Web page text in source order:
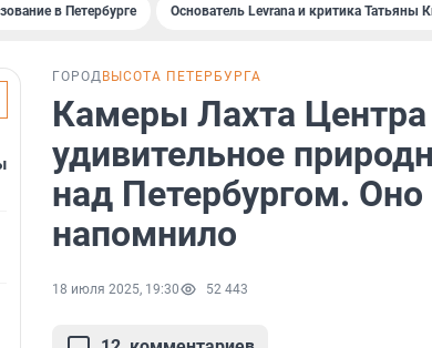
в Петербурге Основатель Levrana и критика Татьяны
ГОРОД ВЫСОТА ПЕТЕРБУРГА
Камеры Лахта Центра
удивительное
над Петербургом.
напомнило
18 июля 2025, 19:30 52 443